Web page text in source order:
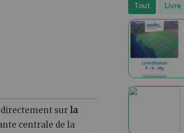
surla
centrale de la
Tout Livre